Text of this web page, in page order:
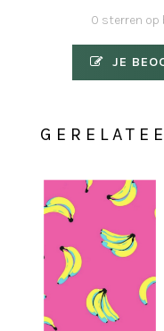
0 sterren op
JE